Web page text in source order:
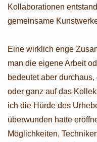
Kollaborationen
gemeinsame
Eine wirklich enge
man die eigene Arbeit
bedeutet aber
oder ganz auf das
ich die Hürde des
überwunden hatte
Möglichkeiten,